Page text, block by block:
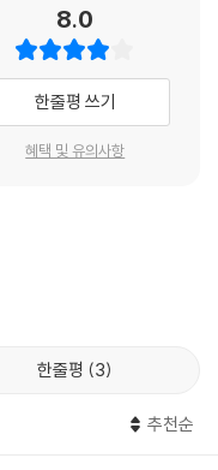
8.0
한줄평 쓰기
혜택 및 유의사항
한줄평 3
추천순